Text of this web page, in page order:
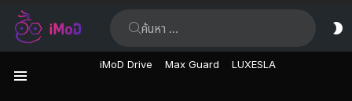
iMoD Drive Max Guard LUXESLA